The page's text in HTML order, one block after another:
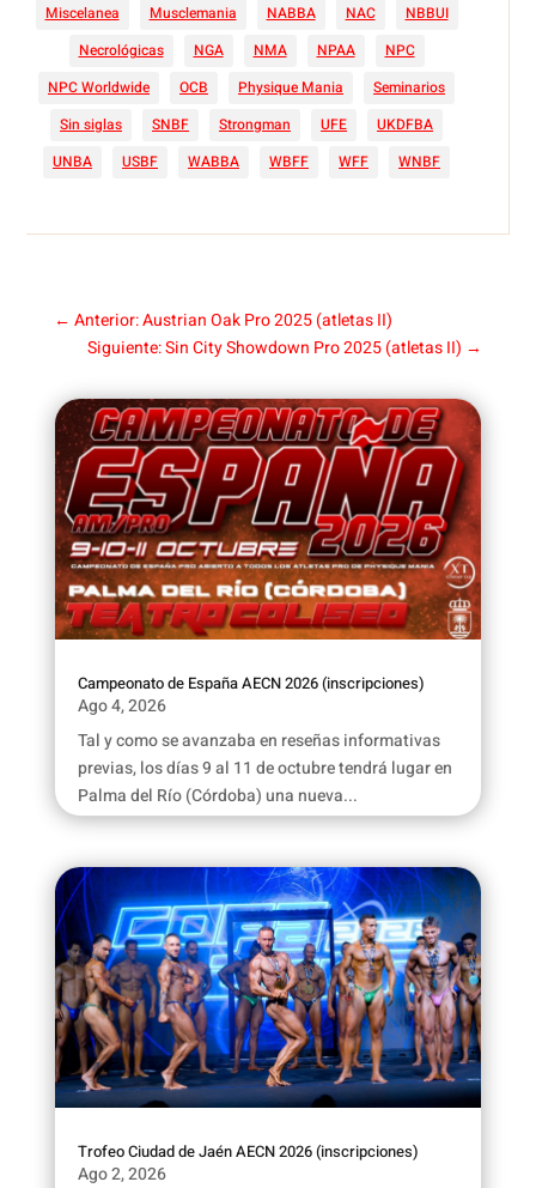
Miscelanea
Musclemania NABBA NAC
NBBUI
Necrológicas
NGA NMA NPAA
NPC
NPC Worldwide
OCB Physique Mania
Seminarios
Sin siglas
SNBF Strongman UFE
UKDFBA
UNBA
USBF WABBA WBFF WFF WNBF
← Anterior: Austrian Oak Pro 2025 (atletas II)
Siguiente: Sin City Showdown Pro 2025 (atletas II) →
Campeonato de España AECN 2026 (inscripciones)
Ago 4, 2026
Tal y como se avanzaba en reseñas informativas
previas, los días 9 al 11 de octubre tendrá lugar en
Palma del Río (Córdoba) una nueva...
Trofeo Ciudad de Jaén AECN 2026 (inscripciones)
Ago 2, 2026